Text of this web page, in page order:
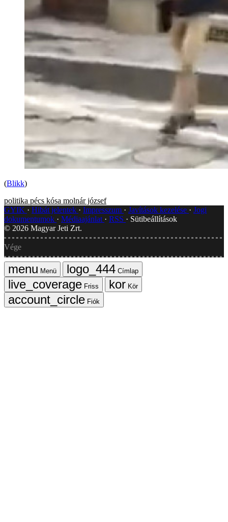
(Blikk)
politika pécs kósa molnár józsef
GYIK
Hibát jelentek Impresszum Javítások kezelése
Jogi
dokumentumok
Médiaajánlat RSS
Sütibeállítások
© 2026 Magyar Jeti Zrt.
Vége
Menü
Címlap
Friss
Kör
Fiók